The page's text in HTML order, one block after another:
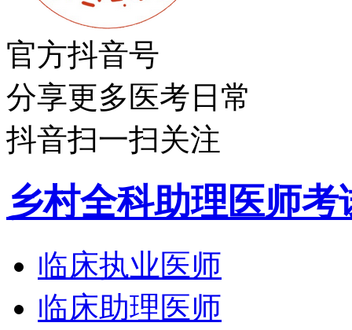
官方抖音号
分享更多医考日常
抖音扫一扫关注
乡村全科助理医师考
临床执业医师
临床助理医师